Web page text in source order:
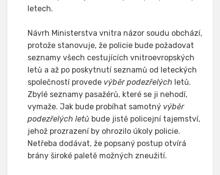
letech.
Návrh Ministerstva vnitra názor soudu obchází,
protože stanovuje, že policie bude požadovat
seznamy všech cestujících vnitroevropských
letů a až po poskytnutí seznamů od leteckých
společností provede výběr podezřelých letů.
Zbylé seznamy pasažérů, které se ji nehodí,
vymaže. Jak bude probíhat samotný výběr
podezřelých letů bude jistě policejní tajemství,
jehož prozrazení by ohrozilo úkoly policie.
Netřeba dodávat, že popsaný postup otvírá
brány široké paletě možných zneužití.